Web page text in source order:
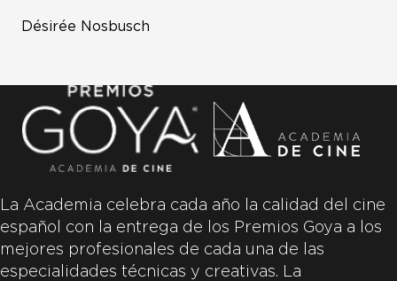
Désirée Nosbusch
La Academia celebra cada año la calidad del cine
español con la entrega de los Premios Goya a los
mejores profesionales de cada una de las
especialidades técnicas y creativas. La